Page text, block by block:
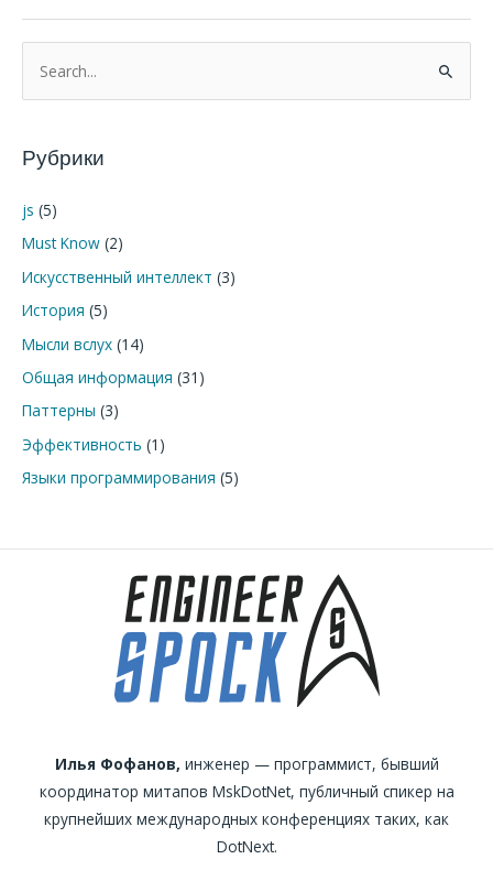
о
с
:
Рубрики
js (5)
Must Know (2)
Искусственный интеллект (3)
История (5)
Мысли вслух (14)
Общая информация (31)
Паттерны (3)
Эффективность (1)
Языки программирования (5)
Илья Фофанов, инженер — программист, бывший
координатор митапов MskDotNet, публичный спикер на
крупнейших международных конференциях таких, как
DotNext.